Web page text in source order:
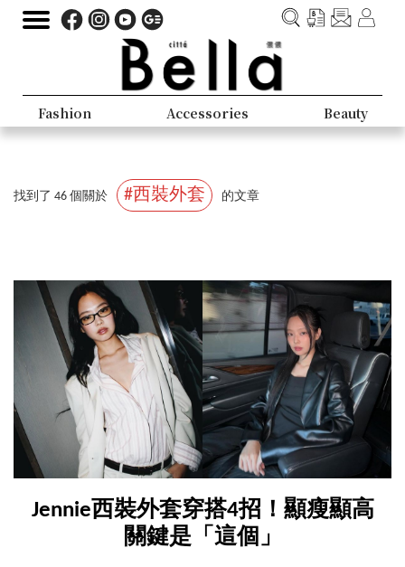
Fashion Accessories Beauty
找到了 46 個關於 #西裝外套 的文章
Jennie西裝外套穿搭4招！顯瘦顯高
關鍵是「這個」